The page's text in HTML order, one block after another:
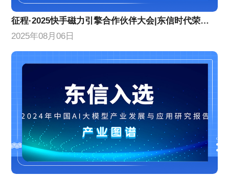
征程·2025快手磁力引擎合作伙伴大会|东信时代荣获两项年度荣誉
2025年08月06日